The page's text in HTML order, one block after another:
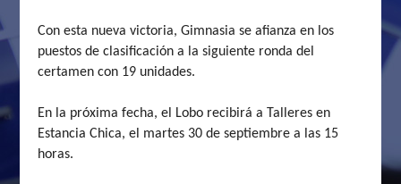
Con esta nueva victoria, Gimnasia se afianza en los
puestos de clasificación a la siguiente ronda del
certamen con 19 unidades.
En la próxima fecha, el Lobo recibirá a Talleres en
Estancia Chica, el martes 30 de septiembre a las 15
horas.